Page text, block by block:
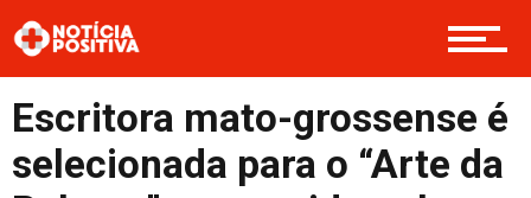
Cultura
Entretenimento
Escritora mato-grossense é
selecionada para o “Arte da